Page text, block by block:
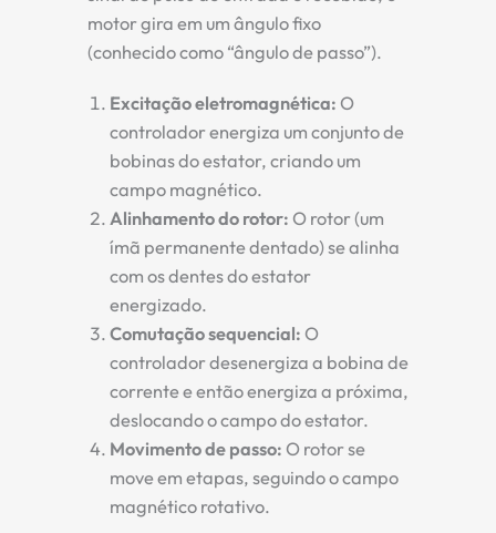
motor gira em um ângulo fixo
(conhecido como “ângulo de passo”).
Excitação eletromagnética: O
controlador energiza um conjunto de
bobinas do estator, criando um
campo magnético.
Alinhamento do rotor: O rotor (um
ímã permanente dentado) se alinha
com os dentes do estator
energizado.
Comutação sequencial: O
controlador desenergiza a bobina de
corrente e então energiza a próxima,
deslocando o campo do estator.
Movimento de passo: O rotor se
move em etapas, seguindo o campo
magnético rotativo.